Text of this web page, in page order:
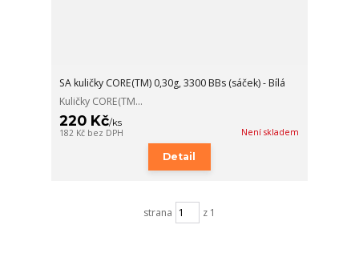
SA kuličky CORE(TM) 0,30g, 3300 BBs (sáček) - Bílá
Kuličky CORE(TM...
220 Kč/ks
182 Kč bez DPH Není skladem
Detail
strana z 1